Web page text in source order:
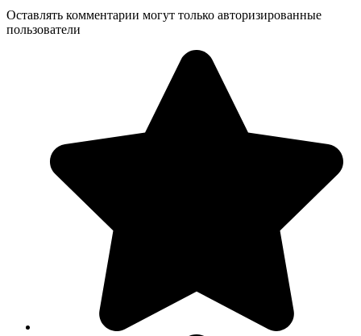
Оставлять комментарии могут только авторизированные
пользователи